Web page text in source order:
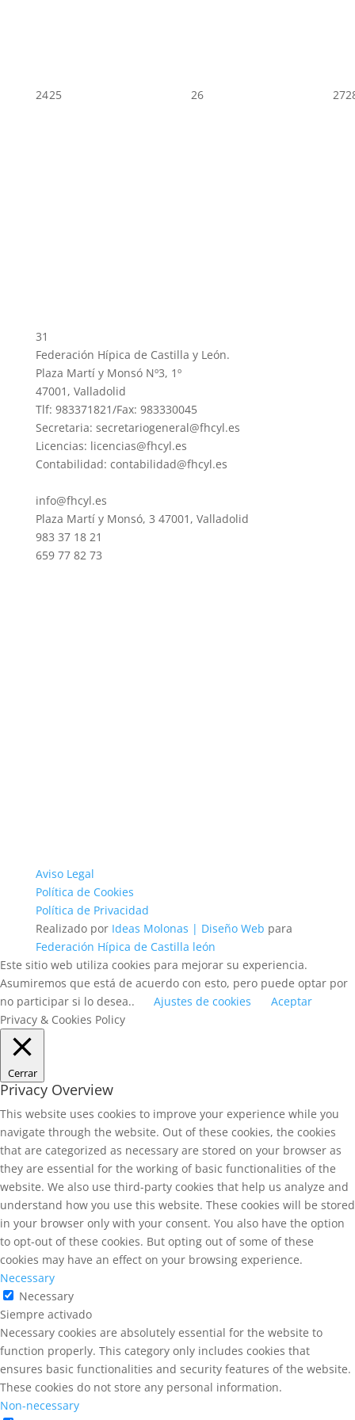
2425 26 27
31
Federación Hípica de Castilla y León.
Plaza Martí y Monsó Nº3, 1º
47001, Valladolid
Tlf: 983371821/Fax: 983330045
Secretaria: secretariogeneral@fhcyl.es
Licencias: licencias@fhcyl.es
Contabilidad: contabilidad@fhcyl.es
info@fhcyl.es
Plaza Martí y Monsó, 3 47001, Valladolid
983 37 18 21
659 77 82 73
Aviso Legal
Política de Cookies
Política de Privacidad
Realizado por Ideas Molonas | Diseño Web para
Federación Hípica de Castilla león
Este sitio web utiliza cookies para mejorar su experiencia.
Asumiremos que está de acuerdo con esto, pero puede optar por
no participar si lo desea..
Ajustes de cookies
Aceptar
Privacy & Cookies Policy
Cerrar
Privacy Overview
This website uses cookies to improve your experience while you
navigate through the website. Out of these cookies, the cookies
that are categorized as necessary are stored on your browser as
they are essential for the working of basic functionalities of the
website. We also use third-party cookies that help us analyze and
understand how you use this website. These cookies will be stored
in your browser only with your consent. You also have the option
to opt-out of these cookies. But opting out of some of these
cookies may have an effect on your browsing experience.
Necessary
Necessary
Siempre activado
Necessary cookies are absolutely essential for the website to
function properly. This category only includes cookies that
ensures basic functionalities and security features of the website.
These cookies do not store any personal information.
Non-necessary